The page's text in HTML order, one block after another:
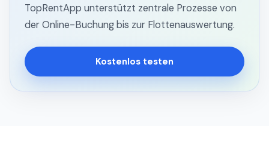
TopRentApp unterstützt zentrale Prozesse von
der Online-Buchung bis zur Flottenauswertung.
Kostenlos testen